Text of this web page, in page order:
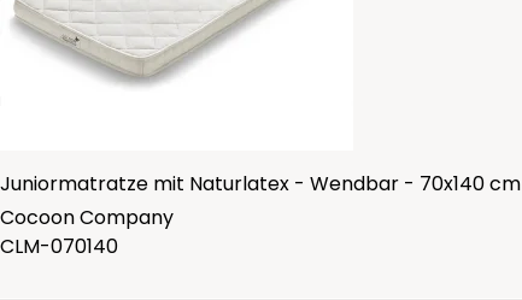
Juniormatratze mit Naturlatex - Wendbar - 70x140 cm
Cocoon Company
CLM-070140